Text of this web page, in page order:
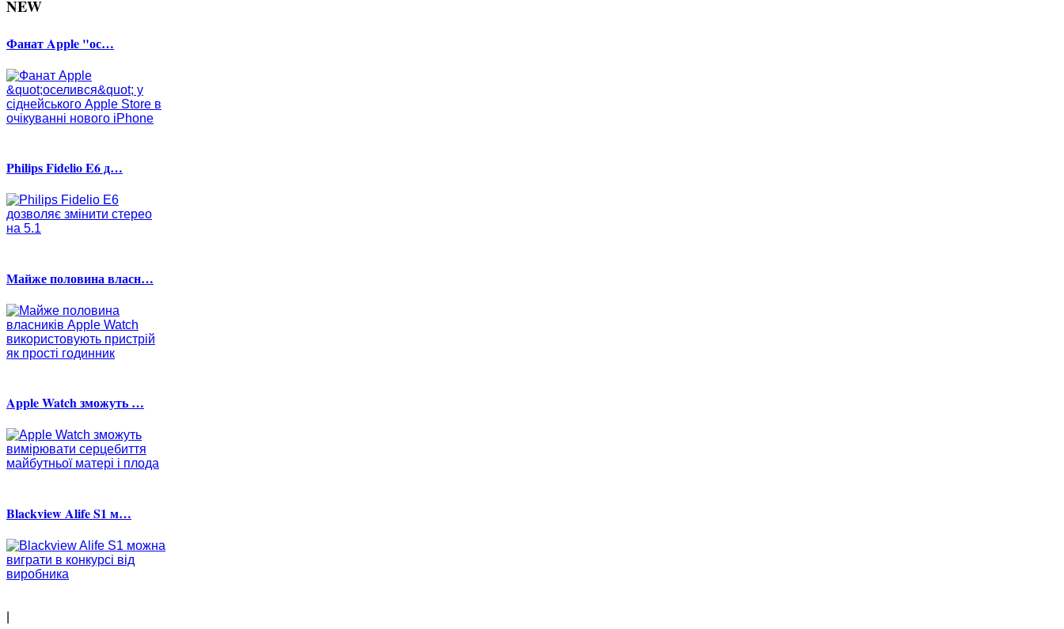
NEW
Фанат Apple "ос…
Philips Fidelio E6 д…
Майже половина власн…
Apple Watch зможуть …
Blackview Alife S1 м…